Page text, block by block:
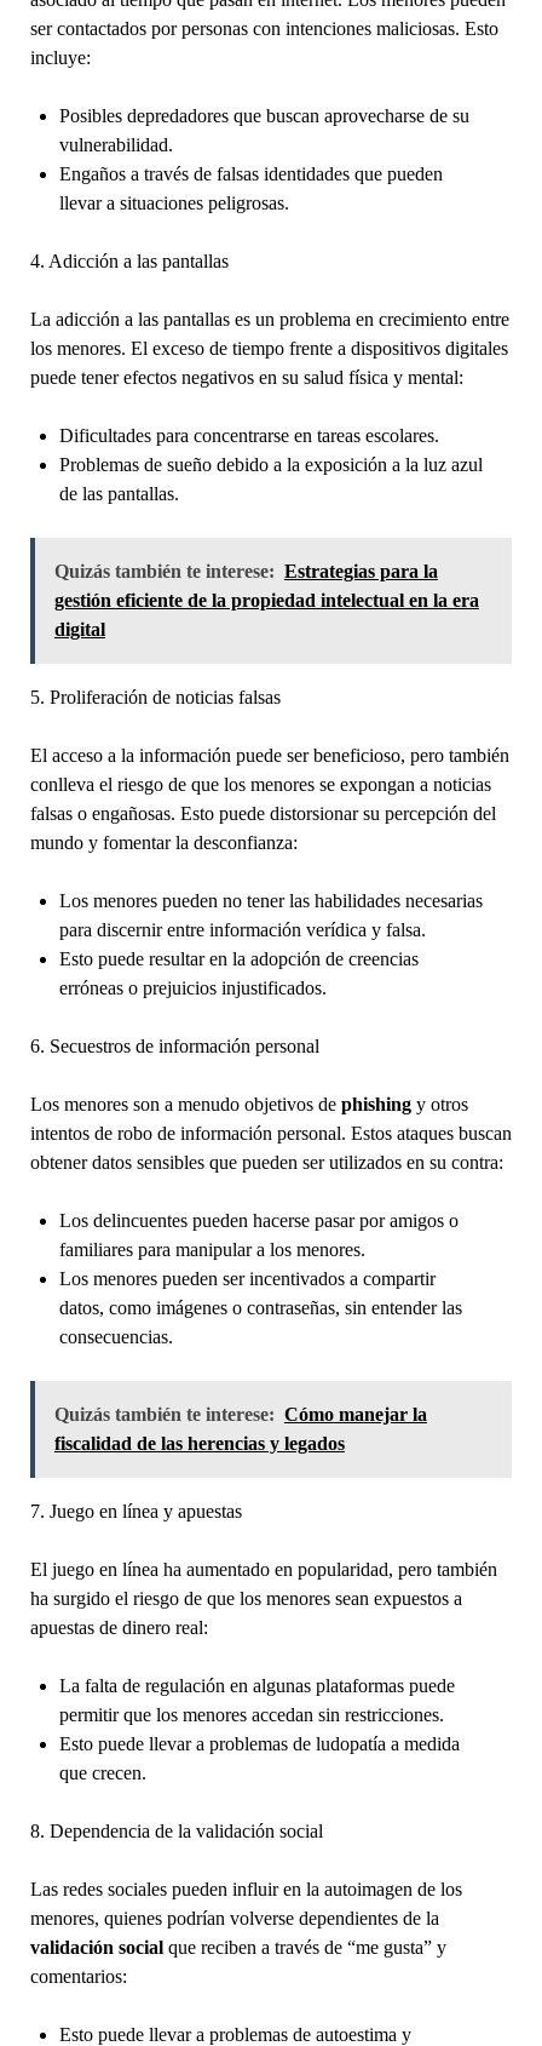
ser contactados por personas con intenciones maliciosas. Esto
incluye:
Posibles depredadores que buscan aprovecharse de su
vulnerabilidad.
Engaños a través de falsas identidades que pueden
llevar a situaciones peligrosas.
4. Adicción a las pantallas
La adicción a las pantallas es un problema en crecimiento entre
los menores. El exceso de tiempo frente a dispositivos digitales
puede tener efectos negativos en su salud física y mental:
Dificultades para concentrarse en tareas escolares.
Problemas de sueño debido a la exposición a la luz azul
de las pantallas.
Quizás también te interese: Estrategias para la
gestión eficiente de la propiedad intelectual en la era
digital
5. Proliferación de noticias falsas
El acceso a la información puede ser beneficioso, pero también
conlleva el riesgo de que los menores se expongan a noticias
falsas o engañosas. Esto puede distorsionar su percepción del
mundo y fomentar la desconfianza:
Los menores pueden no tener las habilidades necesarias
para discernir entre información verídica y falsa.
Esto puede resultar en la adopción de creencias
erróneas o prejuicios injustificados.
6. Secuestros de información personal
Los menores son a menudo objetivos de phishingy otros
intentos de robo de información personal. Estos ataques buscan
obtener datos sensibles que pueden ser utilizados en su contra:
Los delincuentes pueden hacerse pasar por amigos o
familiares para manipular a los menores.
Los menores pueden ser incentivados a compartir
datos, como imágenes o contraseñas, sin entender las
consecuencias.
Quizás también te interese: Cómo manejar la
fiscalidad de las herencias y legados
7. Juego en línea y apuestas
El juego en línea ha aumentado en popularidad, pero también
ha surgido el riesgo de que los menores sean expuestos a
apuestas de dinero real:
La falta de regulación en algunas plataformas puede
permitir que los menores accedan sin restricciones.
Esto puede llevar a problemas de ludopatía a medida
que crecen.
8. Dependencia de la validación social
Las redes sociales pueden influir en la autoimagen de los
menores, quienes podrían volverse dependientes de la
validación socialque reciben a través de “me gusta” y
comentarios:
Esto puede llevar a problemas de autoestima y